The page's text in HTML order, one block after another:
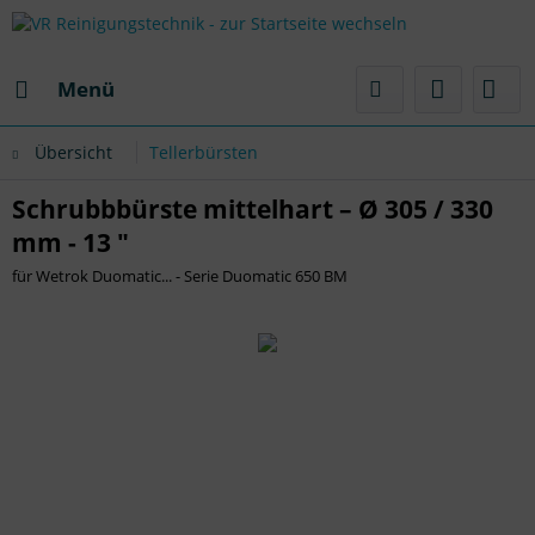
Menü
Übersicht Tellerbürsten
Schrubbbürste mittelhart – Ø 305 / 330
mm - 13 "
für Wetrok Duomatic... - Serie Duomatic 650 BM